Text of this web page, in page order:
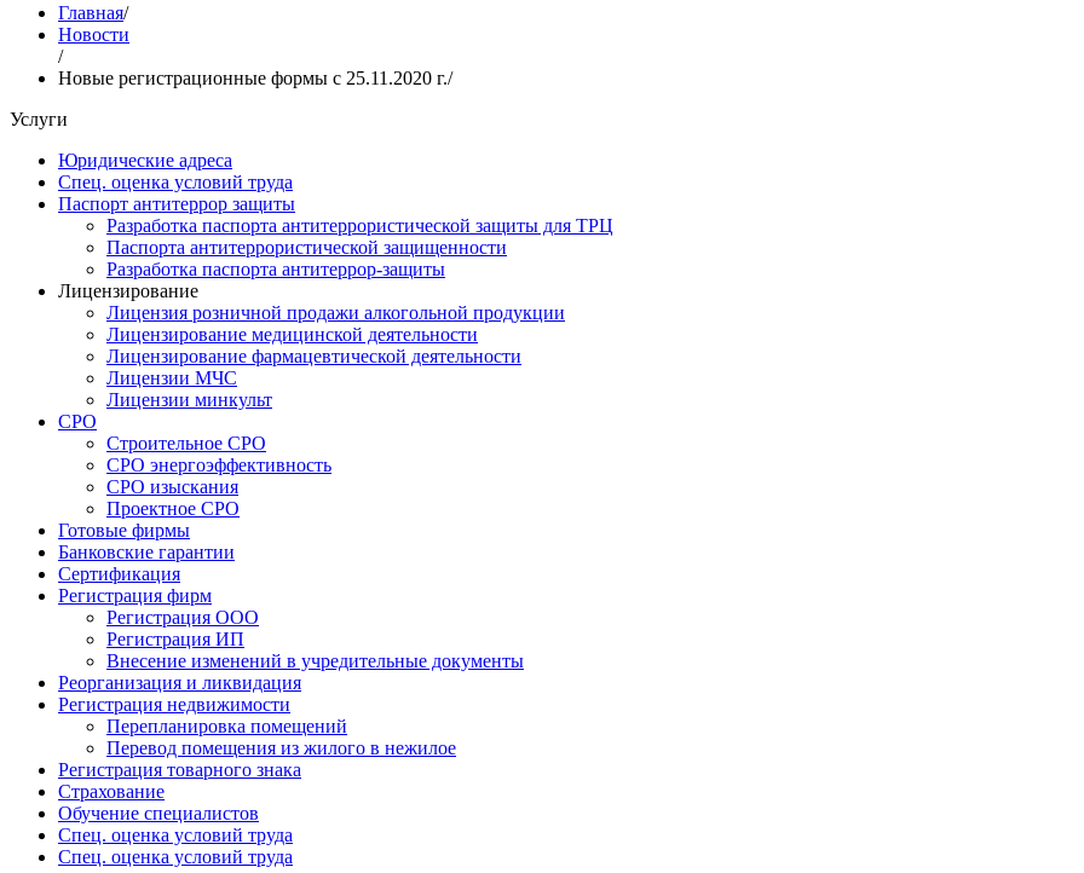
Главная/
Новости
/
Новые регистрационные формы с 25.11.2020 г./
Услуги
Юридические адреса
Спец. оценка условий труда
Паспорт антитеррор защиты
Разработка паспорта антитеррористической защиты для ТРЦ
Паспорта антитеррористической защищенности
Разработка паспорта антитеррор-защиты
Лицензирование
Лицензия розничной продажи алкогольной продукции
Лицензирование медицинской деятельности
Лицензирование фармацевтической деятельности
Лицензии МЧС
Лицензии минкульт
СРО
Строительное СРО
СРО энергоэффективность
СРО изыскания
Проектное СРО
Готовые фирмы
Банковские гарантии
Сертификация
Регистрация фирм
Регистрация ООО
Регистрация ИП
Внесение изменений в учредительные документы
Реорганизация и ликвидация
Регистрация недвижимости
Перепланировка помещений
Перевод помещения из жилого в нежилое
Регистрация товарного знака
Страхование
Обучение специалистов
Спец. оценка условий труда
Спец. оценка условий труда